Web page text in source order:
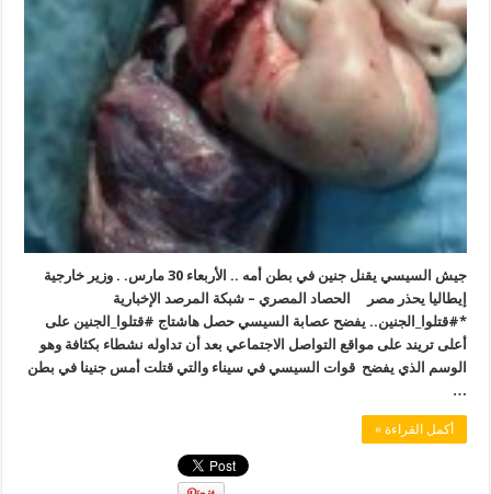
جيش السيسي يقنل جنين في بطن أمه .. الأربعاء 30 مارس. . وزير خارجية
إيطاليا يحذر مصر الحصاد المصري – شبكة المرصد الإخبارية
*#قتلوا_الجنين.. يفضح عصابة السيسي حصل هاشتاج #قتلوا_الجنين على
أعلى تريند على مواقع التواصل الاجتماعي بعد أن تداوله نشطاء بكثافة وهو
الوسم الذي يفضح قوات السيسي في سيناء والتي قتلت أمس جنينا في بطن
…
أكمل القراءة »